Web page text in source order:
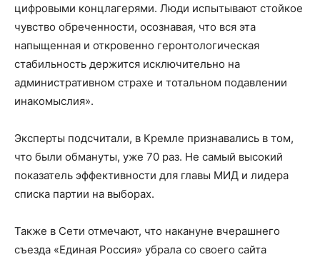
цифровыми концлагерями. Люди испытывают стойкое
чувство обреченности, осознавая, что вся эта
напыщенная и откровенно геронтологическая
стабильность держится исключительно на
административном страхе и тотальном подавлении
инакомыслия».
Эксперты подсчитали, в Кремле признавались в том,
что были обмануты, уже 70 раз. Не самый высокий
показатель эффективности для главы МИД и лидера
списка партии на выборах.
Также в Сети отмечают, что накануне вчерашнего
съезда «Единая Россия» убрала со своего сайта